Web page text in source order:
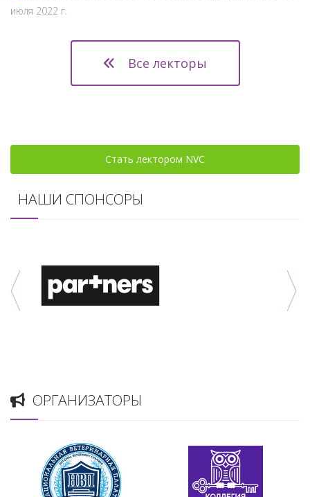
июля 2022 г.
Все лекторы
Стать лектором NVC
НАШИ СПОНСОРЫ
ОРГАНИЗАТОРЫ